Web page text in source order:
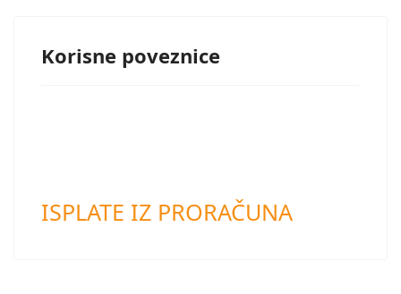
Korisne poveznice
ISPLATE IZ PRORAČUNA